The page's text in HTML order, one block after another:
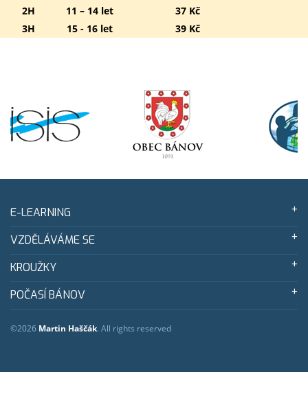
2H
11 – 14 let
37 Kč
3H
15 - 16 let 39 Kč
E-LEARNING
VZDĚLÁVÁME SE
KROUŽKY
POČASÍ BÁNOV
©2026 Martin Haščák. All rights reserved